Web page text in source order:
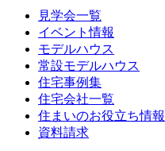
見学会一覧
イベント情報
モデルハウス
常設モデルハウス
住宅事例集
住宅会社一覧
住まいのお役立ち情報
資料請求